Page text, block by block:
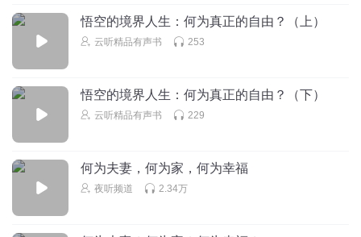
悟空的境界人生：何为真正的自由？（上）
云听精品有声书 253
悟空的境界人生：何为真正的自由？（下）
云听精品有声书 229
何为夫妻，何为家，何为幸福
夜听频道 2.34万